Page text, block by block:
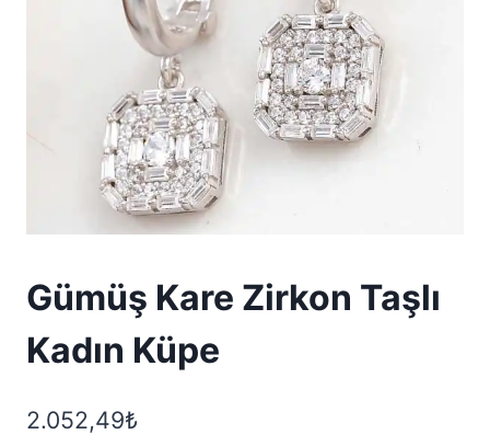
Gümüş Kare Zirkon Taşlı
Kadın Küpe
2.052,49₺